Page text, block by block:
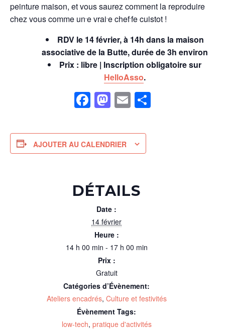
peinture maison, et vous saurez comment la reproduire
chez vous comme un⸱e vrai⸱e chef⸱fe cuistot !
RDV le 14 février, à 14h dans la maison
associative de la Butte, durée de 3h environ
Prix : libre | Inscription obligatoire sur
HelloAsso.
Facebook
Mastodon
Email
AJOUTER AU CALENDRIER
DÉTAILS
Date :
14 février
Heure :
14 h 00 min - 17 h 00 min
Prix :
Gratuit
Catégories d’Évènement:
Ateliers encadrés, Culture et festivités
Évènement Tags:
low-tech, pratique d'activités